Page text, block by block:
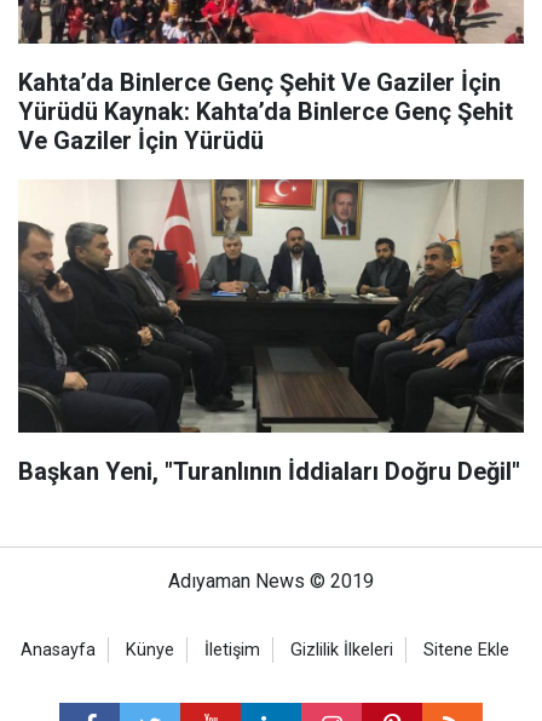
Kahta’da Binlerce Genç Şehit Ve Gaziler İçin
Yürüdü Kaynak: Kahta’da Binlerce Genç Şehit
Ve Gaziler İçin Yürüdü
Başkan Yeni, "Turanlının İddiaları Doğru Değil"
Adıyaman News © 2019
Anasayfa Künye İletişim Gizlilik İlkeleri Sitene Ekle